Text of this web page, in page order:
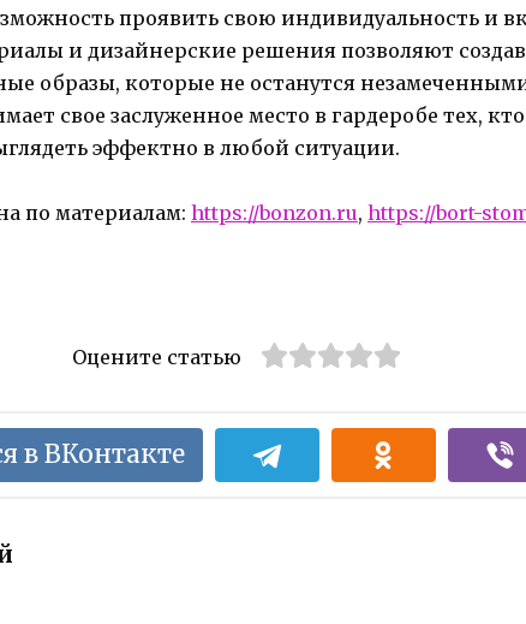
проявить свою индивидуальность и
и дизайнерские решения позволяют
образы, которые не останутся
свое заслуженное место в гардеробе тех,
эффектно в любой ситуации.
по материалам: https://bonzon.ru, https://bort-
Оцените статью
в ВКонтакте